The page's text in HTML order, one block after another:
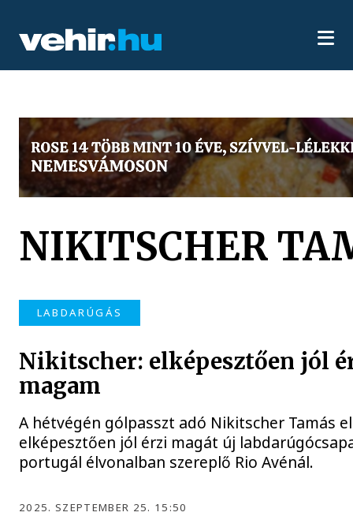
NIKITSCHER
LABDARÚGÁS
Nikitscher: elképesztően jól
magam
A hétvégén gólpasszt adó Nikitscher Tamás
elképesztően jól érzi magát új
portugál élvonalban szereplő Rio Avénál.
2025. SZEPTEMBER 25. 15:50